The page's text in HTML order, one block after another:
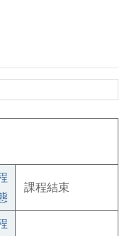
課程結束